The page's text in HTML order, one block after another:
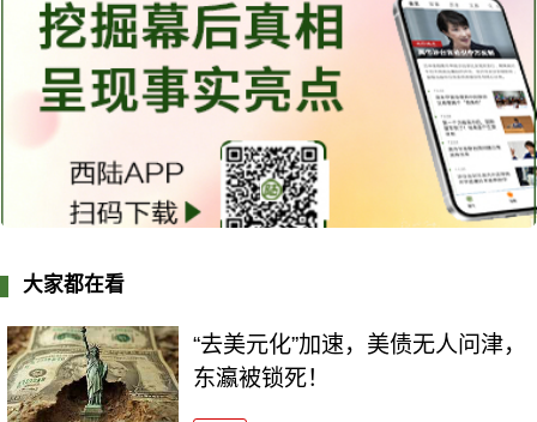
大家都在看
“去美元化”加速，美债无人问津，
东瀛被锁死！